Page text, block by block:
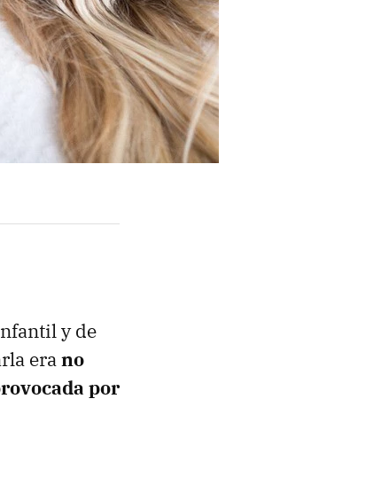
y de
erano
por